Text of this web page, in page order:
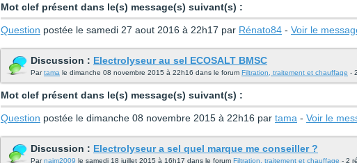
Mot clef présent dans le(s) message(s) suivant(s) :
Question postée le samedi 27 aout 2016 à 22h17 par Rénato84 - Voir le
Discussion : Electrolyseur au sel ECOSALT BMSC
Partama le dimanche 08 novembre 2015 à 22h16 dans le forum Filtration, traitement et chauffage -
Mot clef présent dans le(s) message(s) suivant(s) :
Question postée le dimanche 08 novembre 2015 à 22h16 par tama - Voir le
Discussion : Electrolyseur a sel quel marque me conseiller ?
Parnaim2009 le samedi 18 juillet 2015 à 16h17 dans le forum Filtration, traitement et chauffage - 2